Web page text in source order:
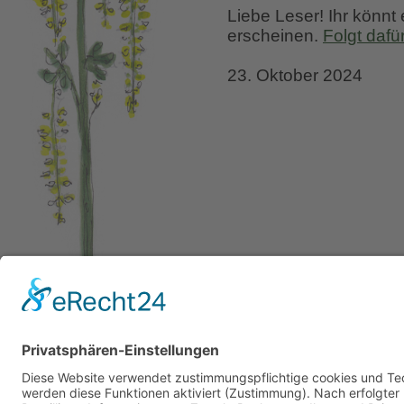
Liebe Leser! Ihr könnt
erscheinen. Folgt
23. Oktober 2024